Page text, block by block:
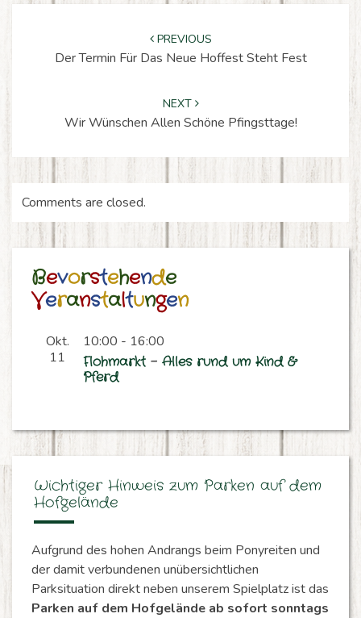
PREVIOUS
Der Termin Für Das Neue Hoffest Steht Fest
NEXT
Wir Wünschen Allen Schöne Pfingsttage!
Comments are closed.
Bevorstehende
Veranstaltungen
Okt.
11
10:00 - 16:00
Flohmarkt – Alles rund um Kind &
Pferd
Wichtiger Hinweis zum Parken auf dem
Hofgelände
Aufgrund des hohen Andrangs beim Ponyreiten und
der damit verbundenen unübersichtlichen
Parksituation direkt neben unserem Spielplatz ist das
Parken auf dem Hofgelände ab sofort sonntags